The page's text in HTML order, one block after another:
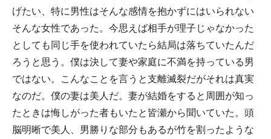
げたい、特に男性はそんな感情を抱かずにはいられない
そんな女性であった。今思えば相手が理子じゃなかった
としても同じ手を使われていたら結局は落ちていたんだ
ろうと思う。僕は決して妻や家庭に不満を持っている男
ではない。こんなことを言うと支離滅裂だがそれは真実
なのだ。僕の妻は美人だ。妻が結婚をすると周囲が知っ
たときは悔しがった者もいたと皆瀬から聞いていた。頭
脳明晰で美人、男勝りな部分もあるが竹を割ったような